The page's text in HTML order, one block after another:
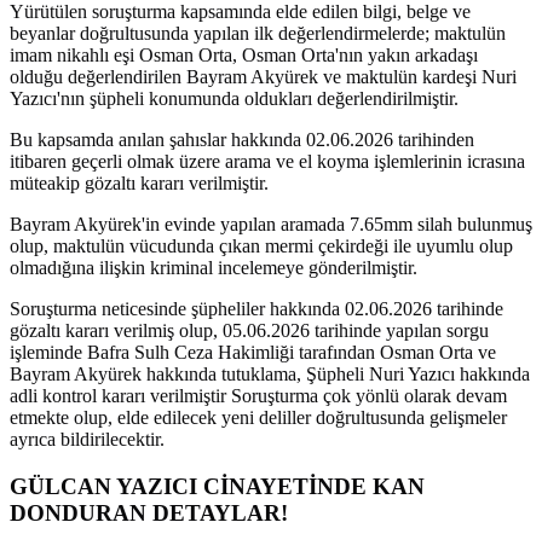
Yürütülen soruşturma kapsamında elde edilen bilgi, belge ve
beyanlar doğrultusunda yapılan ilk değerlendirmelerde; maktulün
imam nikahlı eşi Osman Orta, Osman Orta'nın yakın arkadaşı
olduğu değerlendirilen Bayram Akyürek ve maktulün kardeşi Nuri
Yazıcı'nın şüpheli konumunda oldukları değerlendirilmiştir.
Bu kapsamda anılan şahıslar hakkında 02.06.2026 tarihinden
itibaren geçerli olmak üzere arama ve el koyma işlemlerinin icrasına
müteakip gözaltı kararı verilmiştir.
Bayram Akyürek'in evinde yapılan aramada 7.65mm silah bulunmuş
olup, maktulün vücudunda çıkan mermi çekirdeği ile uyumlu olup
olmadığına ilişkin kriminal incelemeye gönderilmiştir.
Soruşturma neticesinde şüpheliler hakkında 02.06.2026 tarihinde
gözaltı kararı verilmiş olup, 05.06.2026 tarihinde yapılan sorgu
işleminde Bafra Sulh Ceza Hakimliği tarafından Osman Orta ve
Bayram Akyürek hakkında tutuklama, Şüpheli Nuri Yazıcı hakkında
adli kontrol kararı verilmiştir Soruşturma çok yönlü olarak devam
etmekte olup, elde edilecek yeni deliller doğrultusunda gelişmeler
ayrıca bildirilecektir.
GÜLCAN YAZICI CİNAYETİNDE KAN
DONDURAN DETAYLAR!